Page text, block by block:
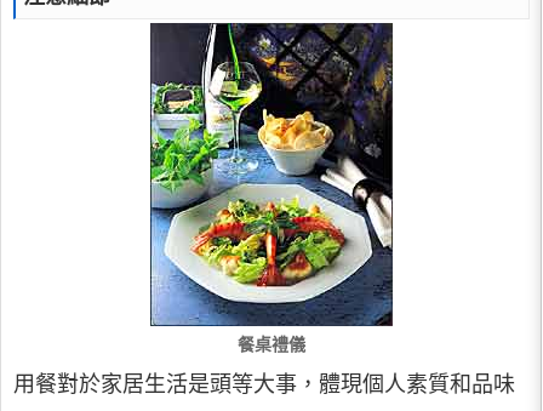
餐桌禮儀
用餐對於家居生活是頭等大事，體現個人素質和品味